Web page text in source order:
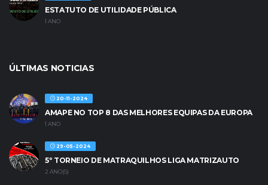
ESTATUTO DE UTILIDADE PÚBLICA
1 ANO
ÚLTIMAS NOTICIAS
20-11-2024
AMAPE NO TOP 8 DAS MELHORES EQUIPAS DA EUROPA
1 ANO
29-05-2024
5º TORNEIO DE MATRAQUILHOS LIGA MATRIZAUTO
2 ANO(S)